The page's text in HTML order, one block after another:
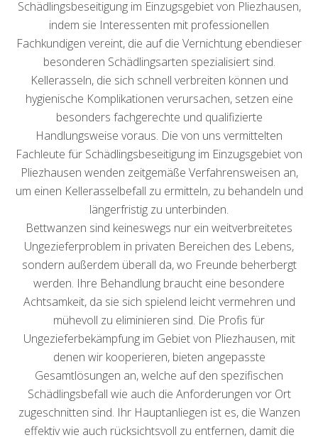
Schädlingsbeseitigung im Einzugsgebiet von Pliezhausen,
indem sie Interessenten mit professionellen
Fachkundigen vereint, die auf die Vernichtung ebendieser
besonderen Schädlingsarten spezialisiert sind.
Kellerasseln, die sich schnell verbreiten können und
hygienische Komplikationen verursachen, setzen eine
besonders fachgerechte und qualifizierte
Handlungsweise voraus. Die von uns vermittelten
Fachleute für Schädlingsbeseitigung im Einzugsgebiet von
Pliezhausen wenden zeitgemäße Verfahrensweisen an,
um einen Kellerasselbefall zu ermitteln, zu behandeln und
längerfristig zu unterbinden.
Bettwanzen sind keineswegs nur ein weitverbreitetes
Ungezieferproblem in privaten Bereichen des Lebens,
sondern außerdem überall da, wo Freunde beherbergt
werden. Ihre Behandlung braucht eine besondere
Achtsamkeit, da sie sich spielend leicht vermehren und
mühevoll zu eliminieren sind. Die Profis für
Ungezieferbekämpfung im Gebiet von Pliezhausen, mit
denen wir kooperieren, bieten angepasste
Gesamtlösungen an, welche auf den spezifischen
Schädlingsbefall wie auch die Anforderungen vor Ort
zugeschnitten sind. Ihr Hauptanliegen ist es, die Wanzen
effektiv wie auch rücksichtsvoll zu entfernen, damit die